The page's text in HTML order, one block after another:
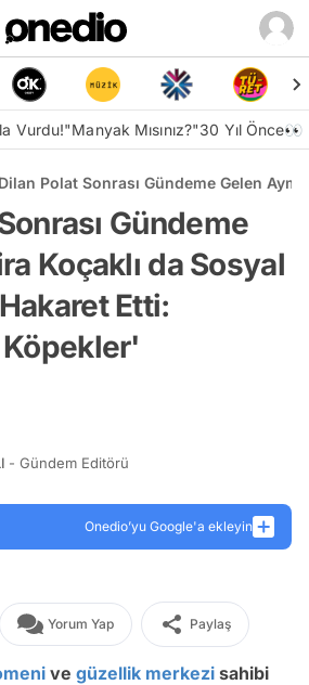
Vurdu!"Manyak Mısınız?"30 Yıl Önce👀
Dilan Polat Sonrası Gündeme Gelen
Gündeme
Koçaklı da Sosyal
Etti:
- Gündem Editörü
Onedio’yu Google'a ekleyin
Yorum Yap Paylaş
ve güzellik merkezi sahibi